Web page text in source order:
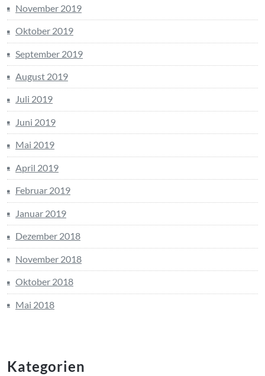
November 2019
Oktober 2019
September 2019
August 2019
Juli 2019
Juni 2019
Mai 2019
April 2019
Februar 2019
Januar 2019
Dezember 2018
November 2018
Oktober 2018
Mai 2018
Kategorien